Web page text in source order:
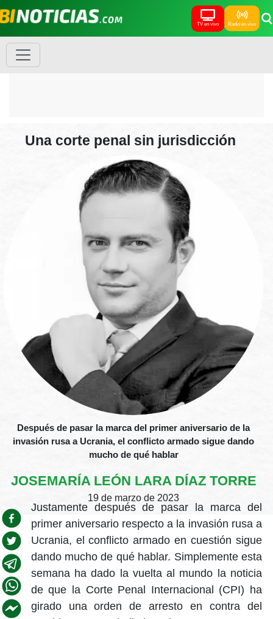
TV en vivo Radio en vivo
Una corte penal sin jurisdicción
Después de pasar la marca del primer aniversario de la
invasión rusa a Ucrania, el conflicto armado sigue dando
mucho de qué hablar
JOSEMARÍA LEÓN LARA DÍAZ TORRE
19 de marzo de 2023
Justamente después de pasar la marca del
primer aniversario respecto a la invasión rusa a
Ucrania, el conflicto armado en cuestión sigue
dando mucho de qué hablar. Simplemente esta
semana ha dado la vuelta al mundo la noticia
de que la Corte Penal Internacional (CPI) ha
girado una orden de arresto en contra del